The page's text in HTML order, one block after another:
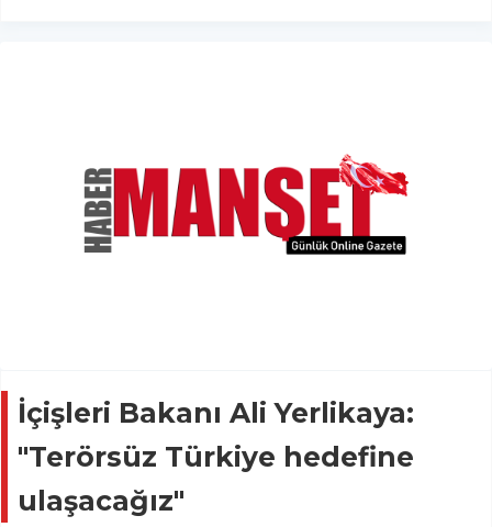
İçişleri Bakanı Ali Yerlikaya:
"Terörsüz Türkiye hedefine
ulaşacağız"